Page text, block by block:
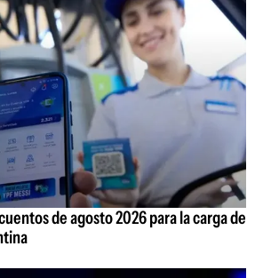
de agosto 2026 para la carga de